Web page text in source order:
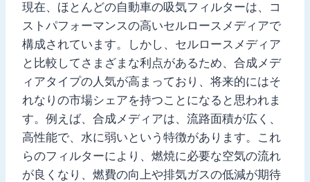
現在、ほとんどの自動車の吸気フィルターは、コ
ストパフォーマンスの高いセルロースメディアで
構成されています。しかし、セルロースメディア
と比較してさまざまな利点があるため、合成メデ
ィアタイプの人気が高まっており、将来的にはそ
れなりの市場シェアを持つことになると思われま
す。例えば、合成メディアは、流路面積が広く、
高性能で、水に弱いという特徴があります。これ
らのフィルターにより、燃焼に必要な空気の流れ
が良くなり、燃費の向上や排気ガスの低減が期待